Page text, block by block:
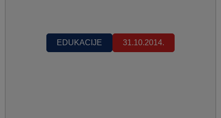
EDUKACIJE 31.10.2014.